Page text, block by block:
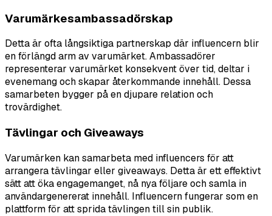
Varumärkesambassadörskap
Detta är ofta långsiktiga partnerskap där influencern blir
en förlängd arm av varumärket. Ambassadörer
representerar varumärket konsekvent över tid, deltar i
evenemang och skapar återkommande innehåll. Dessa
samarbeten bygger på en djupare relation och
trovärdighet.
Tävlingar och Giveaways
Varumärken kan samarbeta med influencers för att
arrangera tävlingar eller giveaways. Detta är ett effektivt
sätt att öka engagemanget, nå nya följare och samla in
användargenererat innehåll. Influencern fungerar som en
plattform för att sprida tävlingen till sin publik.